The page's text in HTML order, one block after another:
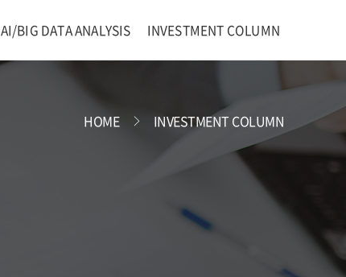
AI/BIG DATA ANALYSIS INVESTMENT COLUMN
HOME INVESTMENT COLUMN